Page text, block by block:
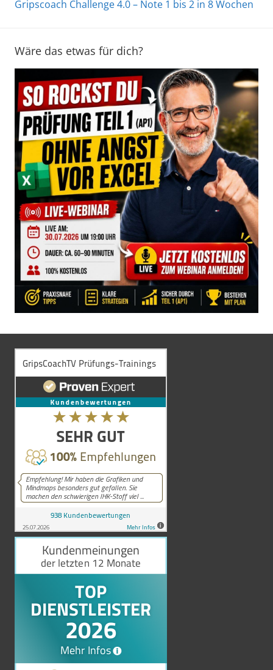
Gripscoach Challenge 4.0 – Note 1 bis 2 in 8 Wochen
Wäre das etwas für dich?